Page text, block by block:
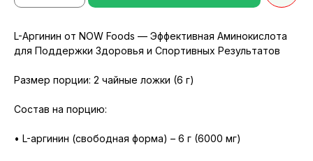
L-Аргинин от NOW Foods — Эффективная Аминокислота
для Поддержки Здоровья и Спортивных Результатов
Размер порции: 2 чайные ложки (6 г)
Состав на порцию:
• L-аргинин (свободная форма) – 6 г (6000 мг)